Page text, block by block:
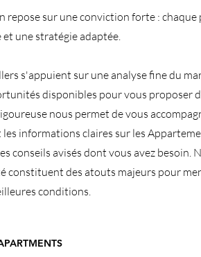
repose sur une conviction forte :
une stratégie adaptée.
s'appuient sur une analyse fine du
disponibles pour vous proposer
nous permet de vous
informations claires sur les
conseils avisés dont vous avez
constituent des atouts majeurs pour
conditions.